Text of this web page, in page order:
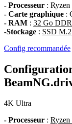
- Processeur :
- Carte graphique :
- RAM : 32 Go DDR
-Stockage : SSD
Config recommandée
4K Ultra
- Processeur : Ryzen